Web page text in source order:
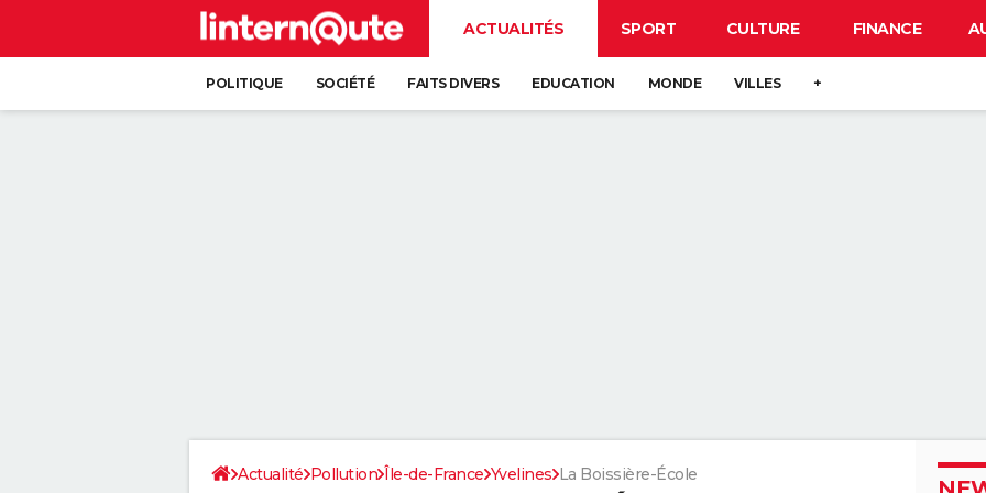
ACTUALITÉS SPORT CULTURE FINANCE
POLITIQUE SOCIÉTÉ FAITS DIVERS EDUCATION MONDE VILLES +
Actualité Pollution Île-de-France Yvelines La Boissière-École